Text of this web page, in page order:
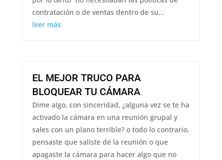
contratación o de ventas dentro de su...
leer más
EL MEJOR TRUCO PARA
BLOQUEAR TU CÁMARA
Dime algo, con sinceridad, ¿alguna vez se te ha
activado la cámara en una reunión grupal y
sales con un plano terrible? o todo lo contrario,
pensaste que saliste de la reunión o que
apagaste la cámara para hacer algo que no